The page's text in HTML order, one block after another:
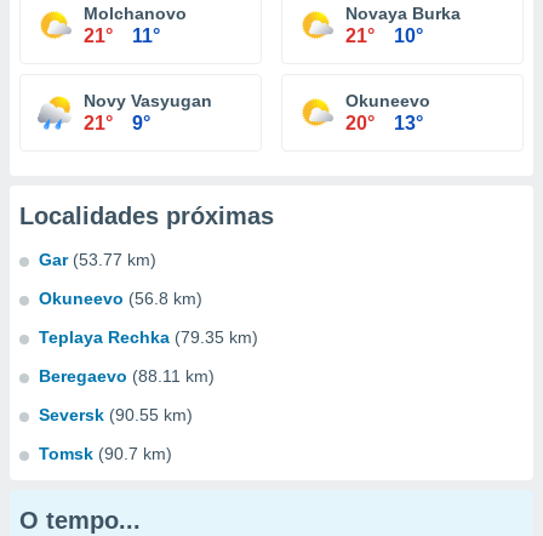
Molchanovo
21° 11°
Novaya Burka
21° 10°
Novy Vasyugan
21° 9°
Okuneevo
20° 13°
Localidades próximas
Gar (53.77 km)
Okuneevo (56.8 km)
Teplaya Rechka (79.35 km)
Beregaevo (88.11 km)
Seversk (90.55 km)
Tomsk (90.7 km)
O tempo...